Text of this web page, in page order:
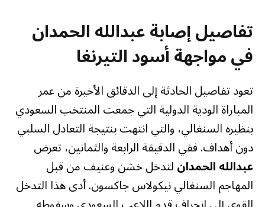
تفاصيل إصابة عبدالله الحمدان
في مواجهة أسود التيرنغا
تعود تفاصيل الحادثة إلى الدقائق الأخيرة من عمر
المباراة الودية الدولية التي جمعت المنتخب السعودي
بنظيره السنغالي، والتي انتهت بنتيجة التعادل السلبي
دون أهداف. ففي الدقيقة الرابعة والثمانين، تعرض
عبدالله الحمدانلتدخل خشن وعنيف من قبل
المهاجم السنغالي نيكولاس جاكسون. أدى هذا التدخل